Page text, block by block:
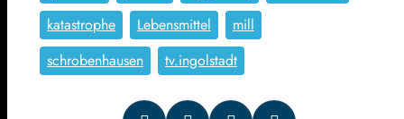
katastrophe
Lebensmittel
mill
schrobenhausen
tv.ingolstadt